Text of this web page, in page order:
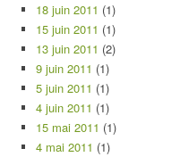
18 juin 2011 (1)
15 juin 2011 (1)
13 juin 2011 (2)
9 juin 2011 (1)
5 juin 2011 (1)
4 juin 2011 (1)
15 mai 2011 (1)
4 mai 2011 (1)